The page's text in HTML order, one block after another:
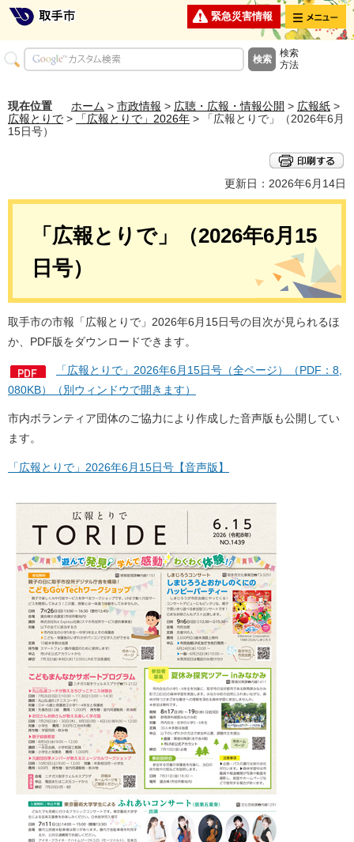
緊急災害情報 メニュー
検索
方法
現在位置 ホーム > 市政情報 > 広聴・広報・情報公開 > 広報紙 >
広報とりで > 「広報とりで」2026年 > 「広報とりで」（2026年6月
15日号）
更新日：2026年6月14日
「広報とりで」（2026年6月15
日号）
取手市の市報「広報とりで」2026年6月15日号の目次が見られるほ
か、PDF版をダウンロードできます。
「広報とりで」2026年6月15日号（全ページ）（PDF：8,
080KB）（別ウィンドウで開きます）
市内ボランティア団体のご協力により作成した音声版も公開してい
ます。
「広報とりで」2026年6月15日号【音声版】